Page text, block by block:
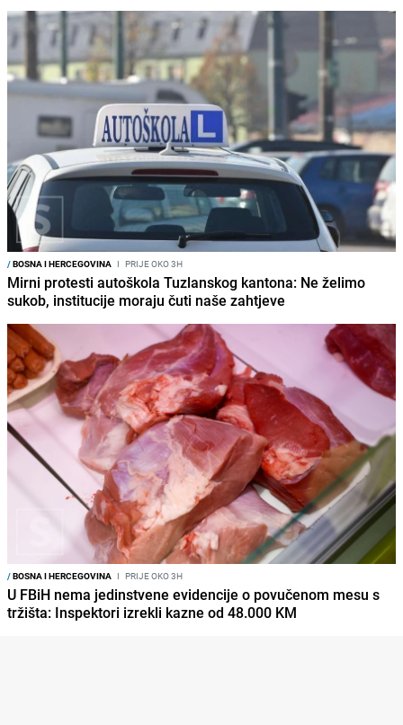
/BOSNA I HERCEGOVINA I PRIJE OKO 3H
Mirni protesti autoškola Tuzlanskog kantona: Ne želimo
sukob, institucije moraju čuti naše zahtjeve
/BOSNA I HERCEGOVINA I PRIJE OKO 3H
U FBiH nema jedinstvene evidencije o povučenom mesu s
tržišta: Inspektori izrekli kazne od 48.000 KM